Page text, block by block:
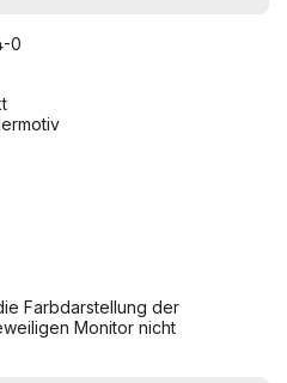
0
Farbdarstellung der
Monitor nicht